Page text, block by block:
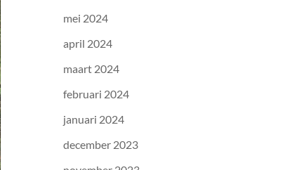
mei 2024
april 2024
maart 2024
februari 2024
januari 2024
december 2023